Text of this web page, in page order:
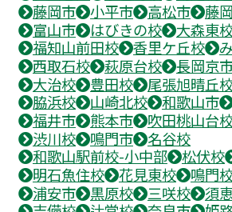
藤岡市
小平市 高松市 藤
富山市
はびきの校 大森東
福知山前田校
香里ケ丘校
西取石校
萩原台校 長岡京
大治校
豊田校 尾張旭晴丘
脇浜校
山崎北校 和歌山市
福井市
熊本市 吹田桃山台
渋川校
鳴門市
名谷校
和歌山駅前校-小中部
松伏校
明石魚住校
花見東校 鳴門
浦安市
黒原校 三咲校 須